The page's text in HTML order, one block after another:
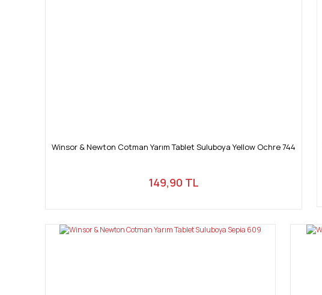
Winsor & Newton Cotman Yarım Tablet Suluboya Yellow Ochre 744
149,90 TL